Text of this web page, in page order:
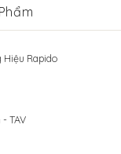
Rapido
TAV